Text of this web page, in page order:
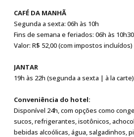
CAFÉ DA MANHÃ
Segunda a sexta: 06h às 10h
Fins de semana e feriados: 06h às 10h30
Valor: R$ 52,00 (com impostos incluídos)
JANTAR
19h às 22h (segunda a sexta | à la carte)
Conveniência do hotel:
Disponível 24h, com opções como
sucos, refrigerantes, isotônicos,
bebidas alcoólicas, água, salgadinhos,